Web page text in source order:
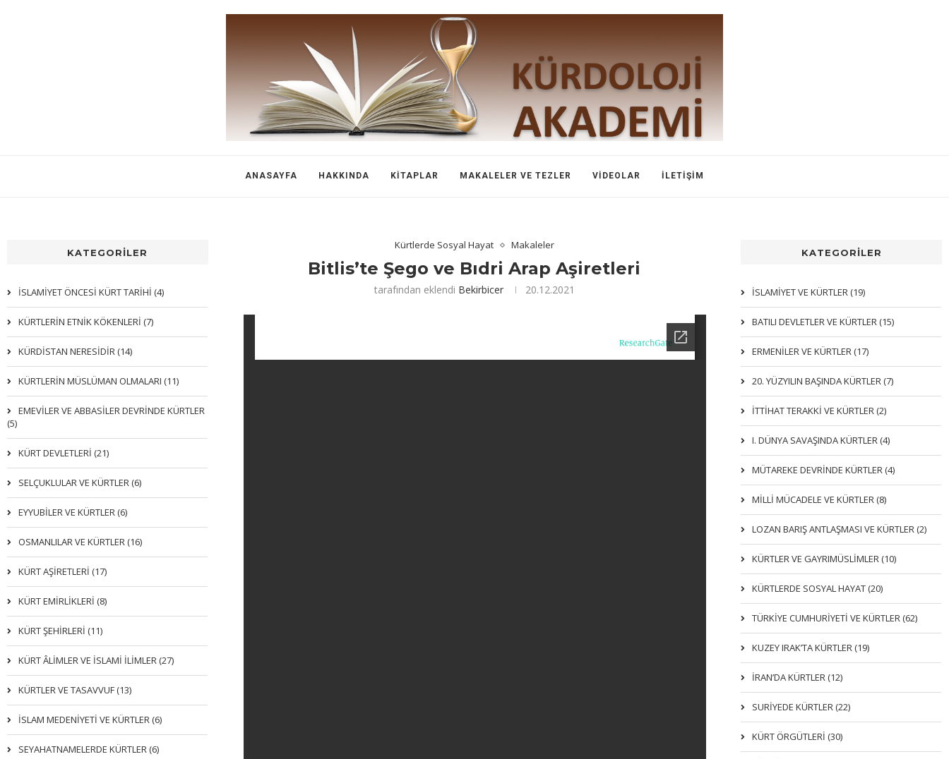
ANASAYFA HAKKINDA KITAPLAR MAKALELER VE TEZLER VIDEOLAR İLETIŞIM
Kürtlerde Sosyal Hayat Makaleler
Bitlis’te Şego ve Bıdri Arap Aşiretleri
tarafından eklendi Bekirbicer 20.12.2021
KATEGORİLER
İSLAMIYET VE KÜRTLER (19)
BATILI DEVLETLER VE KÜRTLER (15)
ERMENİLER VE KÜRTLER (17)
20. YÜZYILIN BAŞINDA KÜRTLER (7)
İTTIHAT TERAKKI VE KÜRTLER (2)
I. DÜNYA SAVAŞINDA KÜRTLER (4)
MÜTAREKE DEVRİNDE KÜRTLER (4)
MİLLİ MÜCADELE VE KÜRTLER (8)
LOZAN BARIŞ ANTLAŞMASI VE KÜRTLER (2)
KÜRTLER VE GAYRIMÜSLIMLER (10)
KÜRTLERDE SOSYAL HAYAT (20)
TÜRKİYE CUMHURİYETİ VE KÜRTLER (62)
KUZEY IRAK’TA KÜRTLER (19)
İRAN’DA KÜRTLER (12)
SURİYEDE KÜRTLER (22)
KÜRT ÖRGÜTLERİ (30)
KATEGORİLER
İSLAMİYET ÖNCESİ KÜRT TARİHİ (4)
KÜRTLERIN ETNIK KÖKENLERI (7)
KÜRDİSTAN NERESİDİR (14)
KÜRTLERİN MÜSLÜMAN OLMALARI (11)
EMEVİLER VE ABBASİLER DEVRİNDE KÜRTLER
(5)
KÜRT DEVLETLERİ (21)
SELÇUKLULAR VE KÜRTLER (6)
EYYUBİLER VE KÜRTLER (6)
OSMANLILAR VE KÜRTLER (16)
KÜRT AŞİRETLERİ (17)
KÜRT EMİRLİKLERİ (8)
KÜRT ŞEHİRLERİ (11)
KÜRT ÂLİMLER VE İSLAMİ İLİMLER (27)
KÜRTLER VE TASAVVUF (13)
İSLAM MEDENİYETİ VE KÜRTLER (6)
SEYAHATNAMELERDE KÜRTLER (6)